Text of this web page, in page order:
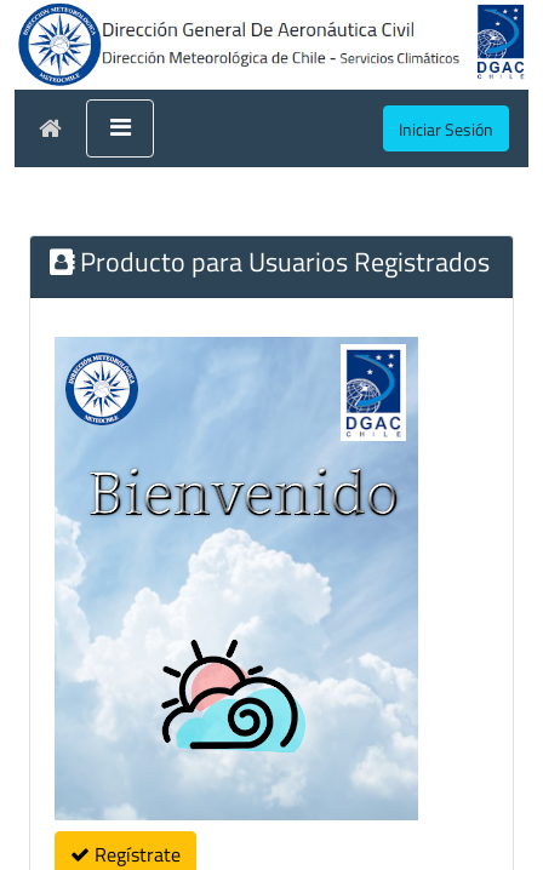
Iniciar Sesión
Producto para Usuarios Registrados
Regístrate